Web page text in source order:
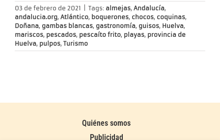
03 de febrero de 2021 Tags: almejas, Andalucía,
andalucia.org, Atlántico, boquerones, chocos, coquinas,
Doñana, gambas blancas, gastronomía, guisos, Huelva,
mariscos, pescados, pescaíto frito, playas, provincia de
Huelva, pulpos, Turismo
Quiénes somos
Publicidad